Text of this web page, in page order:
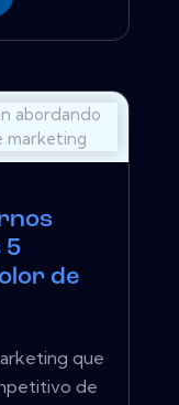
5
de
que
de